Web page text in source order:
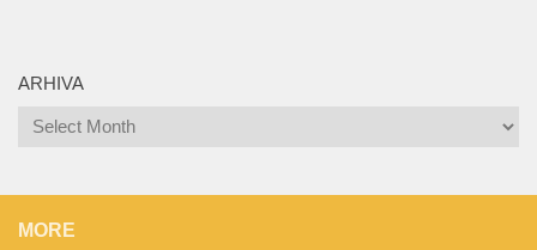
ARHIVA
Arhiva
MORE